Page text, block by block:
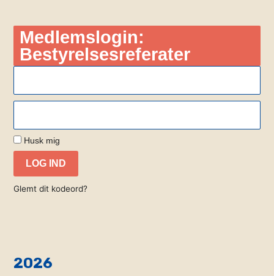
Medlemslogin:
Bestyrelsesreferater
Husk mig
LOG IND
Glemt dit kodeord?
2026